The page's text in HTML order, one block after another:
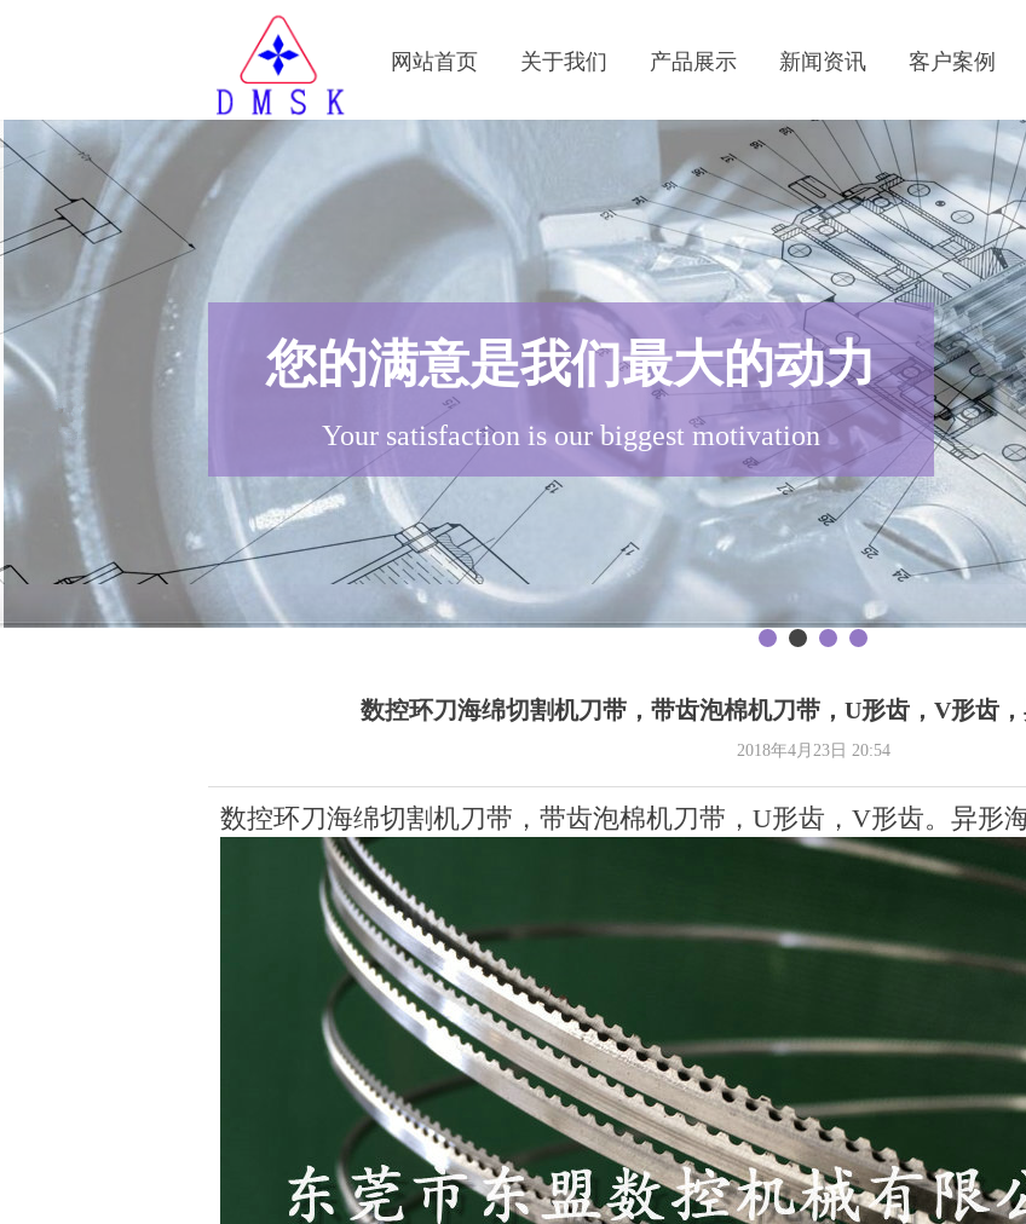
网站首页 关于我们 产品展示 新闻资讯 客户案例
您的满意是我们最大的动力
Your satisfaction is our biggest motivation
数控环刀海绵切割机刀带，带齿泡棉机刀带，U形齿，V形齿
数控环刀海绵切割机刀带，带齿泡棉机刀带，U形齿，V形齿。异形
2018年4月23日 20:54